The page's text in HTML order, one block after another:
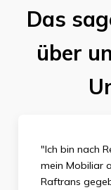
Das
über
"Ich bin nach
mein Mobiliar
Raftrans